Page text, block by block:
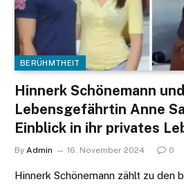
BERÜHMTHEIT
Hinnerk Schönemann und
Lebensgefährtin Anne
Einblick in ihr privates
By Admin 16. November 2024 0
Hinnerk Schönemann zählt zu den